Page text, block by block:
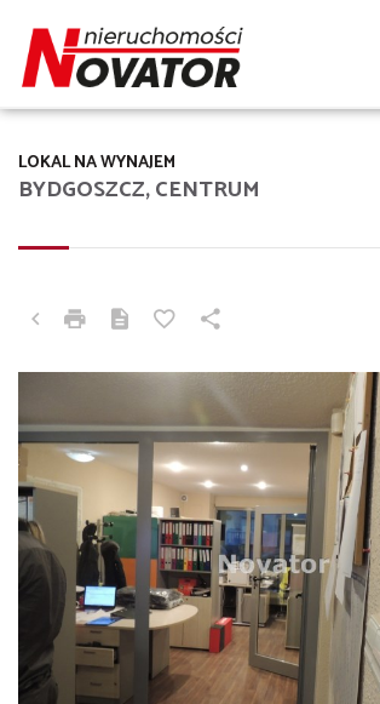
BYDGOSZCZ, CENTRUM
LOKAL NA WYNAJEM